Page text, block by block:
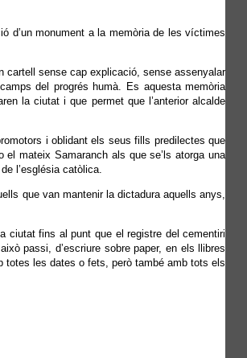
d’un monument a la memòria de les víctimes
cartell sense cap explicació, sense assenyalar
del progrés humà. Es aquesta memòria
la ciutat i que permet que l’anterior alcalde
i oblidant els seus fills predilectes que
mateix Samaranch als que se’ls atorga una
l’església catòlica.
que van mantenir la dictadura aquells anys,
ciutat fins al punt que el registre del cementiri
passi, d’escriure sobre paper, en els llibres
les dates o fets, però també amb tots els